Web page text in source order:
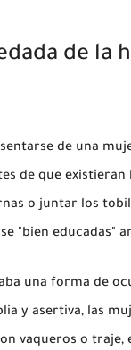
de la
de una
de que
o juntar los
"bien educadas"
una forma de
y asertiva, las
vaqueros o